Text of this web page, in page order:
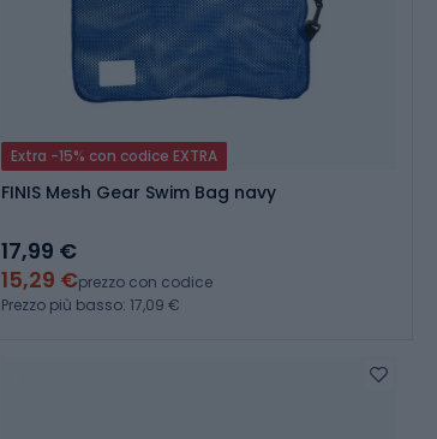
Extra -15% con codice EXTRA
FINIS Mesh Gear Swim Bag navy
17,99 €
15,29 €prezzo con codice
Prezzo più basso: 17,09 €